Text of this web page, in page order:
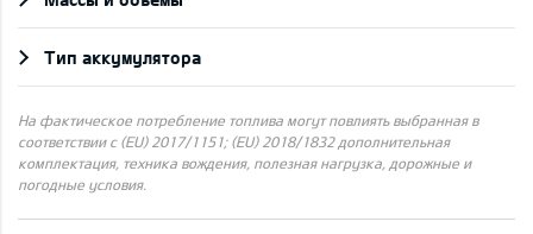
Тип аккумулятора
На фактическое потребление топлива могут повлиять выбранная в
соответствии с (EU) 2017/1151; (EU) 2018/1832 дополнительная
комплектация, техника вождения, полезная нагрузка, дорожные и
погодные условия.